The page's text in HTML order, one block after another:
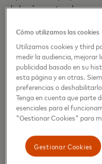
lo hacían antes de que
tecnológicas que les
prosperar en la nueva
sus clientes, los de
estos meses todos
tienen las relaciones
merecen. En el
encontramos que, en
para los consumidores
la mitad (46%)1
los pagos sin contacto
Cómo utilizamos las cookies
Utilizamos cookies y third
medir la audiencia, mejorar
publicidad basado en su
esta página y en otras.
preferencias o
Tenga en cuenta que parte
esenciales para el
"Gestionar Cookies" para
Gestionar Cookies